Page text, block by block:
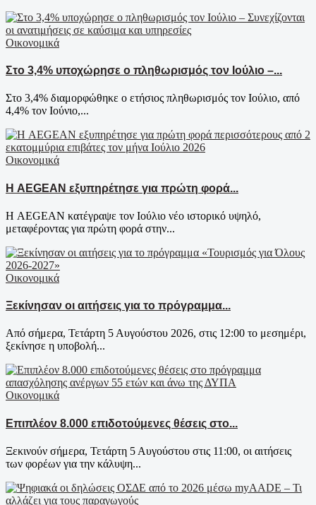
Οικονομικά
Στο 3,4% υποχώρησε ο πληθωρισμός τον Ιούλιο –...
Στο 3,4% διαμορφώθηκε ο ετήσιος πληθωρισμός τον Ιούλιο, από
4,4% τον Ιούνιο,...
Οικονομικά
Η AEGEAN εξυπηρέτησε για πρώτη φορά...
Η AEGEAN κατέγραψε τον Ιούλιο νέο ιστορικό υψηλό,
μεταφέροντας για πρώτη φορά στην...
Οικονομικά
Ξεκίνησαν οι αιτήσεις για το πρόγραμμα...
Από σήμερα, Τετάρτη 5 Αυγούστου 2026, στις 12:00 το μεσημέρι,
ξεκίνησε η υποβολή...
Οικονομικά
Επιπλέον 8.000 επιδοτούμενες θέσεις στο...
Ξεκινούν σήμερα, Τετάρτη 5 Αυγούστου στις 11:00, οι αιτήσεις
των φορέων για την κάλυψη...